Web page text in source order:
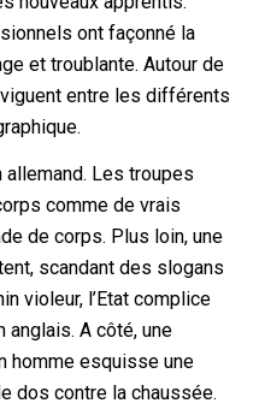
ont façonné la
et troublante. Autour de
entre les différents
allemand. Les troupes
comme de vrais
de corps. Plus loin, une
scandant des slogans
violeur, l’Etat complice
anglais. A côté, une
homme esquisse une
dos contre la chaussée.